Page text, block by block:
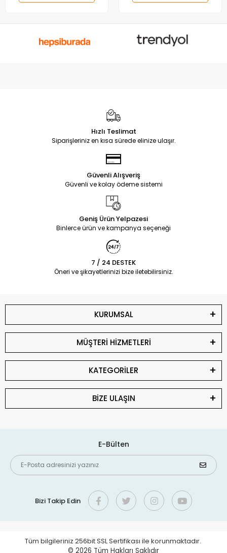
Hızlı Teslimat
Siparişleriniz en kısa sürede elinize ulaşır.
Güvenli Alışveriş
Güvenli ve kolay ödeme sistemi
Geniş Ürün Yelpazesi
Binlerce ürün ve kampanya seçeneği
7 / 24 DESTEK
Öneri ve şikayetlerinizi bize iletebilirsiniz.
KURUMSAL
MÜŞTERİ HİZMETLERİ
KATEGORİLER
BİZE ULAŞIN
E-Bülten
Bizi Takip Edin
Tüm bilgileriniz 256bit SSL Sertifikası ile korunmaktadır.
© 2026 Tüm Hakları Saklıdır